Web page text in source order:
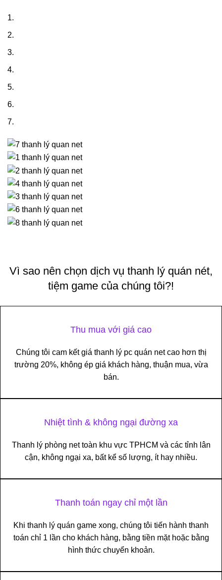
Vì sao nên chọn dịch vụ thanh lý quán nét,
tiệm game của chúng tôi?!
Thu mua với giá cao
Chúng tôi cam kết giá thanh lý pc quán net cao hơn thị
trường 20%, không ép giá khách hàng, thuận mua, vừa
bán.
Nhiệt tình & không ngại đường xa
Thanh lý phòng net toàn khu vực TPHCM và các tỉnh lân
cận, không ngại xa, bất kể số lượng, ít hay nhiều.
Thanh toán ngay chỉ một lần
Khi thanh lý quán game xong, chúng tôi tiến hành thanh
toán chỉ 1 lần cho khách hàng, bằng tiền mặt hoặc bằng
hình thức chuyển khoản.